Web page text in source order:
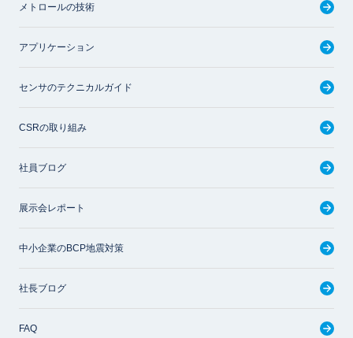
メトロールの技術
アプリケーション
センサのテクニカルガイド
CSRの取り組み
社員ブログ
展示会レポート
中小企業のBCP地震対策
社長ブログ
FAQ